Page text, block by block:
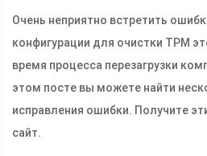
Очень неприятно встретить
конфигурации для очистки TPM
время процесса перезагрузки
этом посте вы можете найти
исправления ошибки. Получите
сайт.